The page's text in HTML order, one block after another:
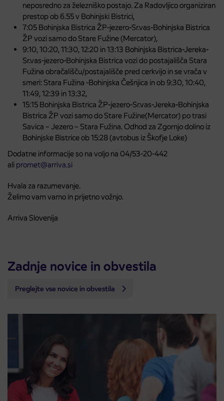
neposredno za železniško postajo. Za Radovljico organiziran
prestop ob 6.55 v Bohinjski Bistrici,
7:05 Bohinjska Bistrica ŽP-jezero-Sr.vas-Bohinjska Bistrica
ŽP vozi samo do Stare Fužine (Mercator),
9:10, 10:20, 11:30, 12:20 in 13:13 Bohinjska Bistrica-Jereka-
Sr.vas-jezero-Bohinjska Bistrica vozi do postajališča Stara
Fužina obračališču/postajališče pred cerkvijo in se vrača v
smeri: Stara Fužina -Bohinjska Češnjica in ob 9:30, 10:40,
11:49, 12:39 in 13:32,
15:15 Bohinjska Bistrica ŽP-jezero-Sr.vas-Jereka-Bohinjska
Bistrica ŽP vozi samo do Stare Fužine(Mercator) po trasi
Savica – Jezero – Stara Fužina. Odhod za Zgornjo dolino iz
Bohinjske Bistrice ob 15:28 (avtobus iz Škofje Loke)
Dodatne informacije so na voljo na 04/53-20-442
ali promet@arriva.si
Hvala za razumevanje.
Želimo vam varno in prijetno vožnjo.
Arriva Slovenija
Zadnje novice in obvestila
Preglejte vse novice in obvestila